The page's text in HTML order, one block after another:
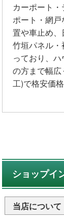
カーポート
ポート・網
置や車止め
竹垣パネル
っており、
の方まで幅
工)で格安価
ショップイ
当店について